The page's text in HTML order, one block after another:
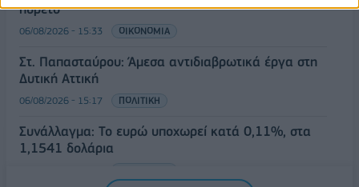
πυρετό
06/08/2026 - 15:33 ΟΙΚΟΝΟΜΙΑ
Στ. Παπασταύρου: Άμεσα αντιδιαβρωτικά έργα στη
Δυτική Αττική
06/08/2026 - 15:17 ΠΟΛΙΤΙΚΗ
Συνάλλαγμα: Το ευρώ υποχωρεί κατά 0,11%, στα
1,1541 δολάρια